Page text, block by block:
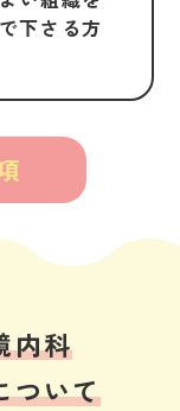
下さる方
内科
ついて